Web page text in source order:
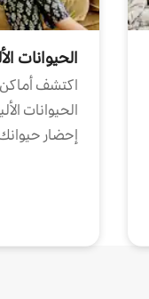
الحيوانات
اكتشف
الحيوانات
إحضار